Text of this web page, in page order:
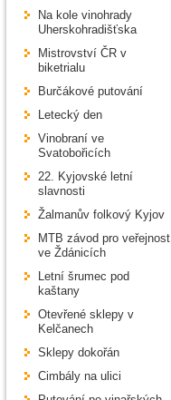
Na kole vinohrady
Uherskohradišťska
Mistrovství ČR v
biketrialu
Burčákové putování
Letecký den
Vinobraní ve
Svatobořicích
22. Kyjovské letní
slavnosti
Žalmanův folkový Kyjov
MTB závod pro veřejnost
ve Ždánicích
Letní šrumec pod
kaštany
Otevřené sklepy v
Kelčanech
Sklepy dokořán
Cimbály na ulici